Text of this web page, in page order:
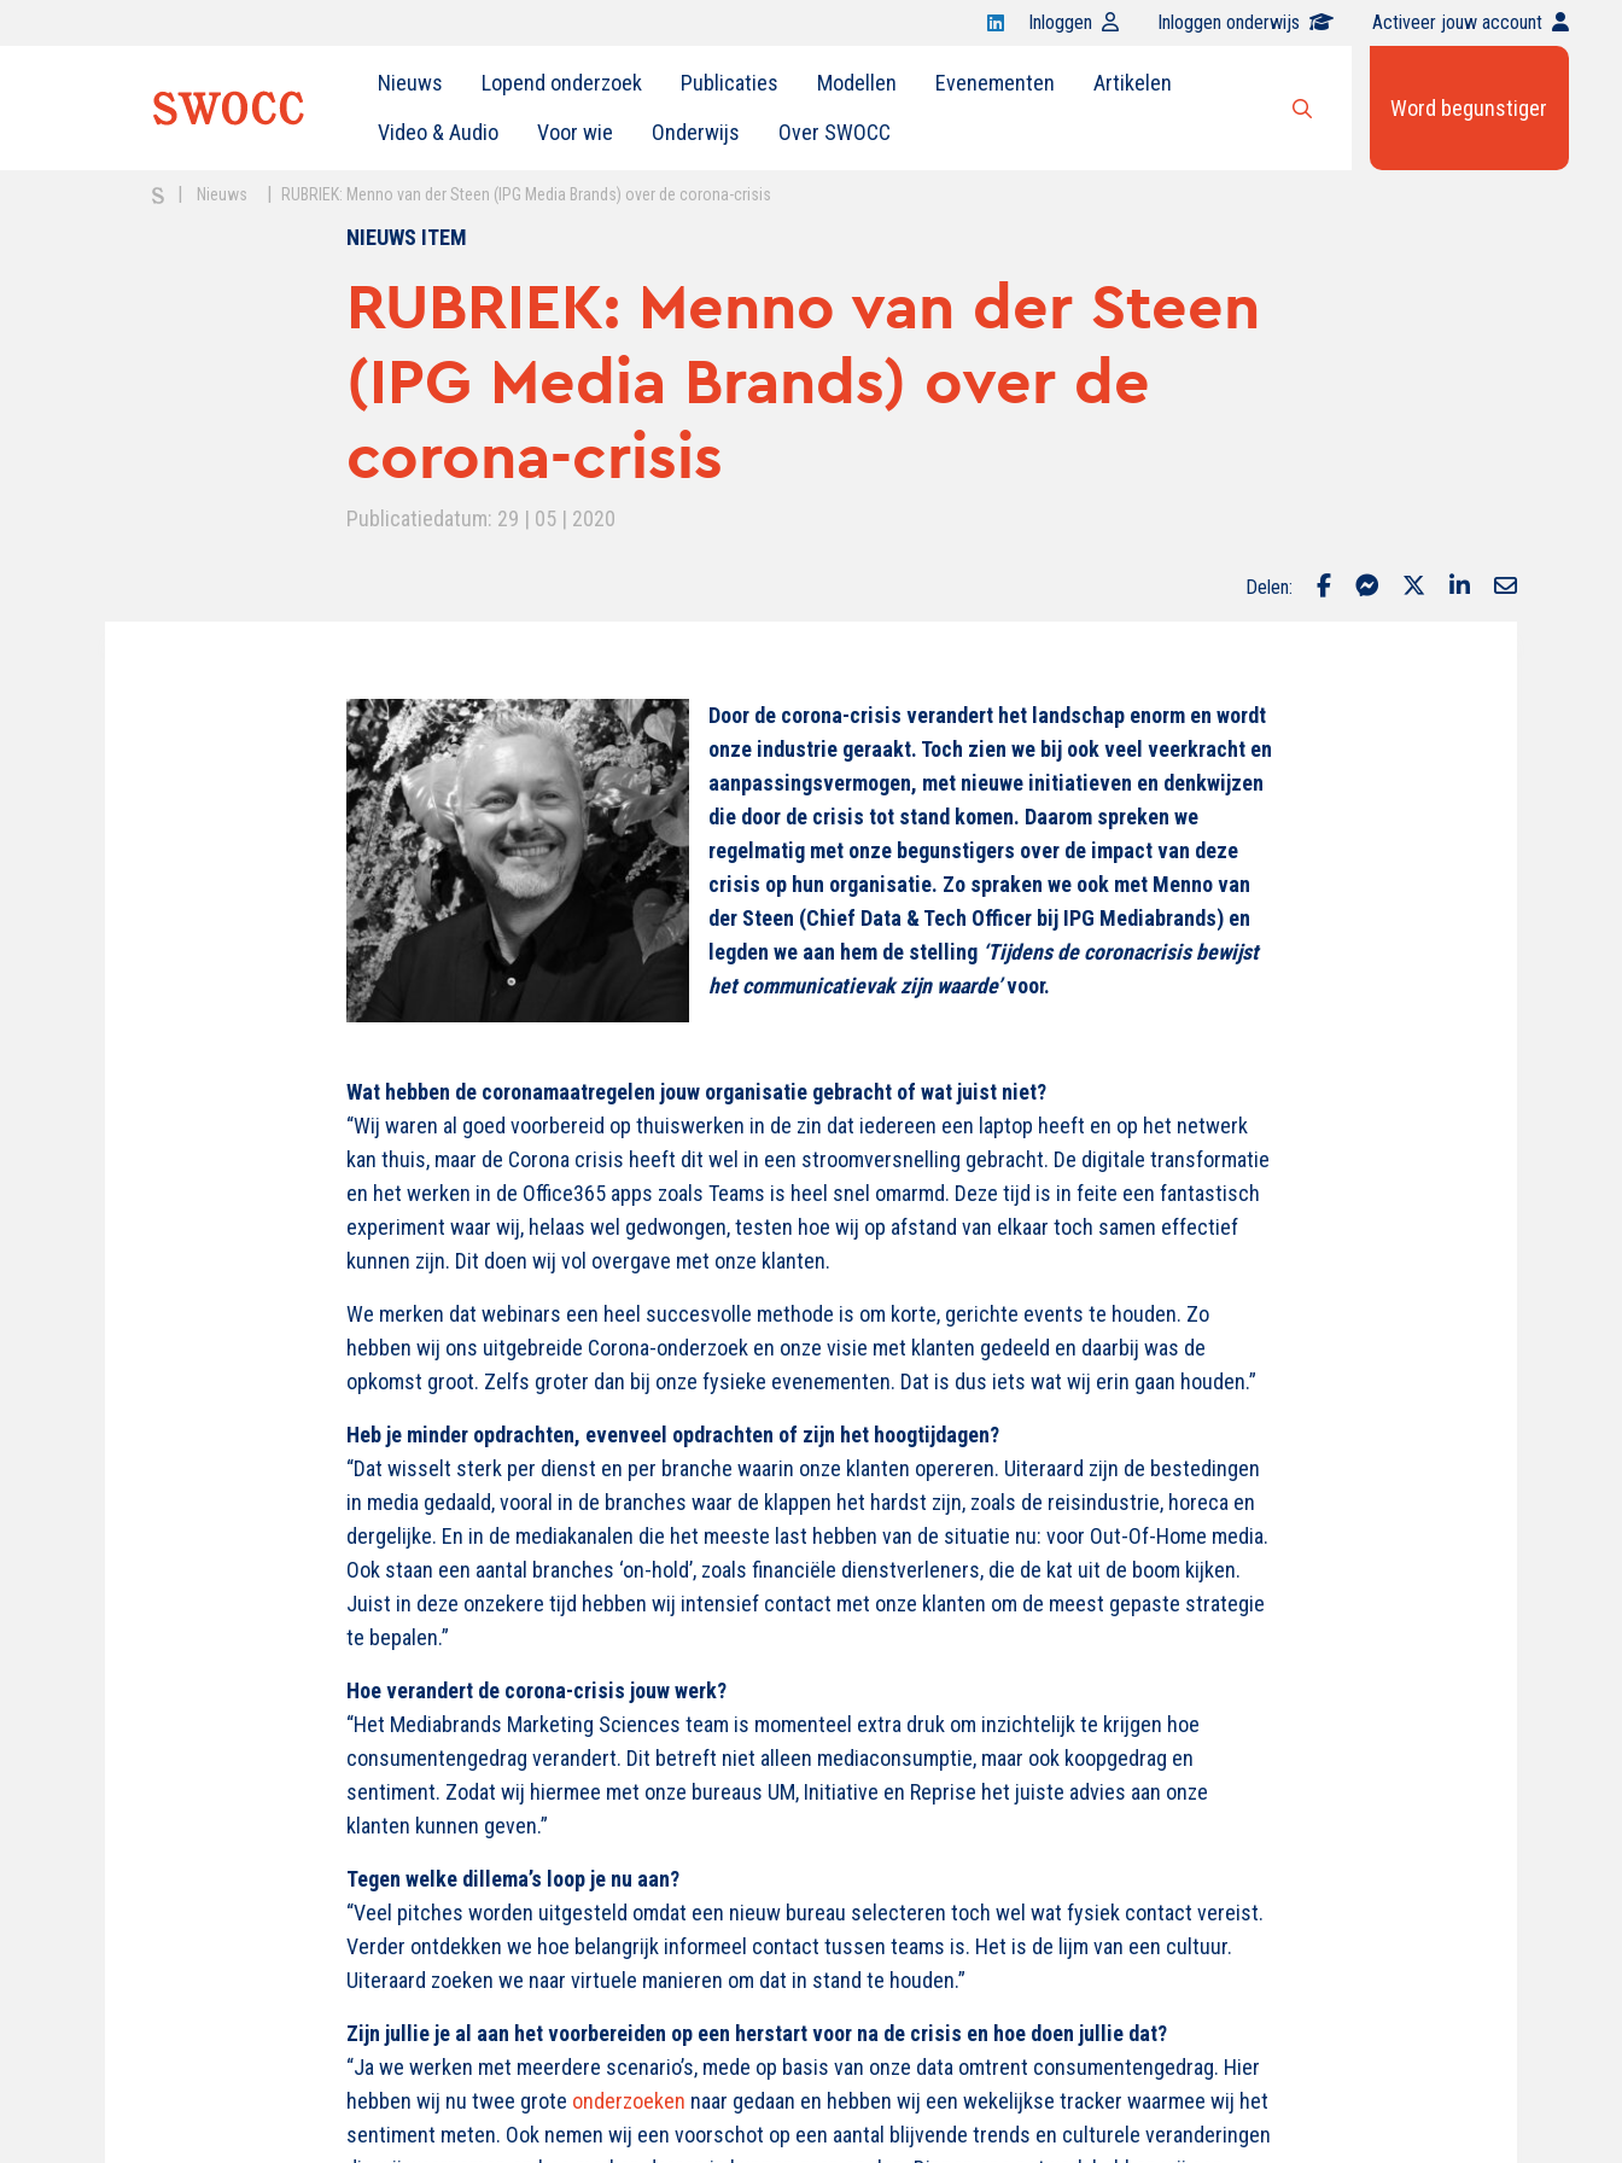
Open
op
Inloggen Inloggen onderwijs Activeer jouw account
Open
Nieuws Lopend onderzoek Publicaties Modellen Evenementen
Artikelen
Video & Audio
Voor wie Onderwijs Over SWOCC
Word begunstiger
| Nieuws | RUBRIEK: Menno van der Steen (IPG Media Brands) over de corona-crisis
NIEUWS ITEM
RUBRIEK: Menno van der Steen
(IPG Media Brands) over de
corona-crisis
Publicatiedatum: 29 | 05 | 2020
Delen:
Door de corona-crisis verandert het landschap enorm en wordt
onze industrie geraakt. Toch zien we bij ook veel veerkracht en
aanpassingsvermogen, met nieuwe initiatieven en denkwijzen
die door de crisis tot stand komen. Daarom spreken we
regelmatig met onze begunstigers over de impact van deze
crisis op hun organisatie. Zo spraken we ook met Menno van
der Steen (Chief Data & Tech Officer bij IPG Mediabrands) en
legden we aan hem de stelling ‘Tijdens de coronacrisis bewijst
het communicatievak zijn waarde’voor.
Wat hebben de coronamaatregelen jouw organisatie gebracht of wat juist niet?
“Wij waren al goed voorbereid op thuiswerken in de zin dat iedereen een laptop heeft en op het netwerk
kan thuis, maar de Corona crisis heeft dit wel in een stroomversnelling gebracht. De digitale transformatie
en het werken in de Office365 apps zoals Teams is heel snel omarmd. Deze tijd is in feite een fantastisch
experiment waar wij, helaas wel gedwongen, testen hoe wij op afstand van elkaar toch samen effectief
kunnen zijn. Dit doen wij vol overgave met onze klanten.
We merken dat webinars een heel succesvolle methode is om korte, gerichte events te houden. Zo
hebben wij ons uitgebreide Corona-onderzoek en onze visie met klanten gedeeld en daarbij was de
opkomst groot. Zelfs groter dan bij onze fysieke evenementen. Dat is dus iets wat wij erin gaan houden.”
Heb je minder opdrachten, evenveel opdrachten of zijn het hoogtijdagen?
“Dat wisselt sterk per dienst en per branche waarin onze klanten opereren. Uiteraard zijn de bestedingen
in media gedaald, vooral in de branches waar de klappen het hardst zijn, zoals de reisindustrie, horeca en
dergelijke. En in de mediakanalen die het meeste last hebben van de situatie nu: voor Out-Of-Home media.
Ook staan een aantal branches ‘on-hold’, zoals financiële dienstverleners, die de kat uit de boom kijken.
Juist in deze onzekere tijd hebben wij intensief contact met onze klanten om de meest gepaste strategie
te bepalen.”
Hoe verandert de corona-crisis jouw werk?
“Het Mediabrands Marketing Sciences team is momenteel extra druk om inzichtelijk te krijgen hoe
consumentengedrag verandert. Dit betreft niet alleen mediaconsumptie, maar ook koopgedrag en
sentiment. Zodat wij hiermee met onze bureaus UM, Initiative en Reprise het juiste advies aan onze
klanten kunnen geven.”
Tegen welke dillema’s loop je nu aan?
“Veel pitches worden uitgesteld omdat een nieuw bureau selecteren toch wel wat fysiek contact vereist.
Verder ontdekken we hoe belangrijk informeel contact tussen teams is. Het is de lijm van een cultuur.
Uiteraard zoeken we naar virtuele manieren om dat in stand te houden.”
Zijn jullie je al aan het voorbereiden op een herstart voor na de crisis en hoe doen jullie dat?
“Ja we werken met meerdere scenario’s, mede op basis van onze data omtrent consumentengedrag. Hier
hebben wij nu twee grote onderzoeken naar gedaan en hebben wij een wekelijkse tracker waarmee wij het
sentiment meten. Ook nemen wij een voorschot op een aantal blijvende trends en culturele veranderingen